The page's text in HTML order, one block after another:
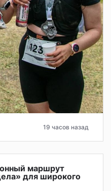
19 часов назад
маршрут
для широкого